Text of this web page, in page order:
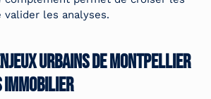
les analyses.
urbains de Montpellier
immobilier